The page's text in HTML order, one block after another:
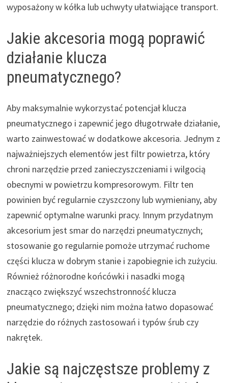
wyposażony w kółka lub uchwyty ułatwiające transport.
Jakie akcesoria mogą poprawić
działanie klucza
pneumatycznego?
Aby maksymalnie wykorzystać potencjał klucza
pneumatycznego i zapewnić jego długotrwałe działanie,
warto zainwestować w dodatkowe akcesoria. Jednym z
najważniejszych elementów jest filtr powietrza, który
chroni narzędzie przed zanieczyszczeniami i wilgocią
obecnymi w powietrzu kompresorowym. Filtr ten
powinien być regularnie czyszczony lub wymieniany, aby
zapewnić optymalne warunki pracy. Innym przydatnym
akcesorium jest smar do narzędzi pneumatycznych;
stosowanie go regularnie pomoże utrzymać ruchome
części klucza w dobrym stanie i zapobiegnie ich zużyciu.
Również różnorodne końcówki i nasadki mogą
znacząco zwiększyć wszechstronność klucza
pneumatycznego; dzięki nim można łatwo dopasować
narzędzie do różnych zastosowań i typów śrub czy
nakrętek.
Jakie są najczęstsze problemy z